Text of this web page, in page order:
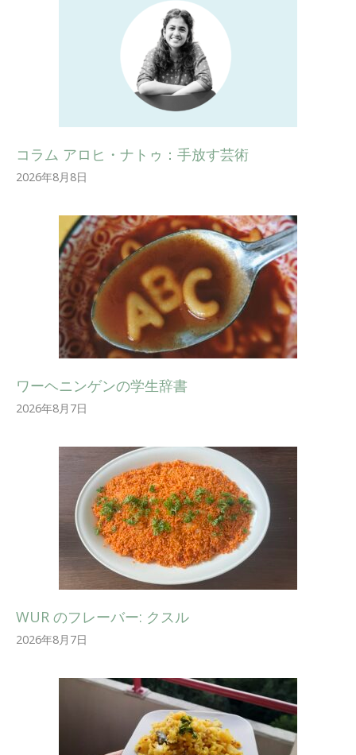
コラム アロヒ・ナトゥ：手放す芸術
2026年8月8日
ワーヘニンゲンの学生辞書
2026年8月7日
WUR のフレーバー: クスル
2026年8月7日